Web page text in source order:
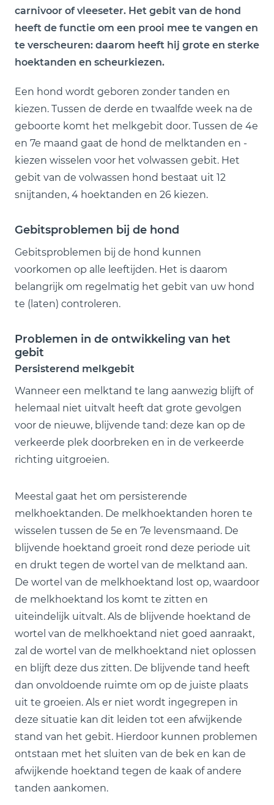
carnivoor of vleeseter. Het gebit van de hond
heeft de functie om een prooi mee te vangen en
te verscheuren: daarom heeft hij grote en sterke
hoektanden en scheurkiezen.
Een hond wordt geboren zonder tanden en
kiezen. Tussen de derde en twaalfde week na de
geboorte komt het melkgebit door. Tussen de 4e
en 7e maand gaat de hond de melktanden en -
kiezen wisselen voor het volwassen gebit. Het
gebit van de volwassen hond bestaat uit 12
snijtanden, 4 hoektanden en 26 kiezen.
Gebitsproblemen bij de hond
Gebitsproblemen bij de hond kunnen
voorkomen op alle leeftijden. Het is daarom
belangrijk om regelmatig het gebit van uw hond
te (laten) controleren.
Problemen in de ontwikkeling van het
gebit
Persisterend melkgebit
Wanneer een melktand te lang aanwezig blijft of
helemaal niet uitvalt heeft dat grote gevolgen
voor de nieuwe, blijvende tand: deze kan op de
verkeerde plek doorbreken en in de verkeerde
richting uitgroeien.
Meestal gaat het om persisterende
melkhoektanden. De melkhoektanden horen te
wisselen tussen de 5e en 7e levensmaand. De
blijvende hoektand groeit rond deze periode uit
en drukt tegen de wortel van de melktand aan.
De wortel van de melkhoektand lost op, waardoor
de melkhoektand los komt te zitten en
uiteindelijk uitvalt. Als de blijvende hoektand de
wortel van de melkhoektand niet goed aanraakt,
zal de wortel van de melkhoektand niet oplossen
en blijft deze dus zitten. De blijvende tand heeft
dan onvoldoende ruimte om op de juiste plaats
uit te groeien. Als er niet wordt ingegrepen in
deze situatie kan dit leiden tot een afwijkende
stand van het gebit. Hierdoor kunnen problemen
ontstaan met het sluiten van de bek en kan de
afwijkende hoektand tegen de kaak of andere
tanden aankomen.